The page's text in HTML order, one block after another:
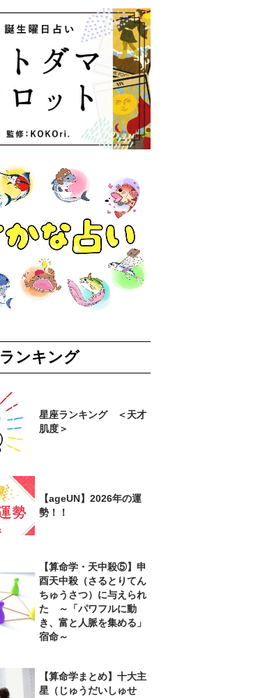
ランキング
星座ランキング ＜天才
肌度＞
【ageUN】2026年の運
勢！！
【算命学・天中殺⑤】申
酉天中殺（さるとりてん
ちゅうさつ）に与えられ
た ～「パワフルに動
き、富と人脈を集める」
宿命～
【算命学まとめ】十大主
星（じゅうだいしゅせ